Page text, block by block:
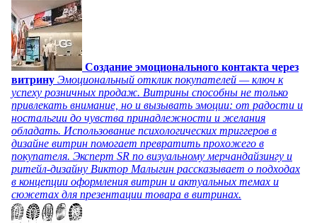
Создание эмоционального контакта через
витрину Эмоциональный отклик покупателей — ключ к
успеху розничных продаж. Витрины способны не только
привлекать внимание, но и вызывать эмоции: от радости и
ностальгии до чувства принадлежности и желания
обладать. Использование психологических триггеров в
дизайне витрин помогает превратить прохожего в
покупателя. Эксперт SR по визуальному мерчандайзингу и
ритейл-дизайну Виктор Малыгин рассказывает о подходах
в концепции оформления витрин и актуальных темах и
сюжетах для презентации товара в витринах.